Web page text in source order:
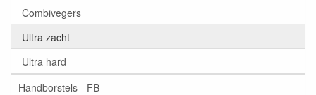
Combivegers
Ultra zacht
Ultra hard
Handborstels - FB